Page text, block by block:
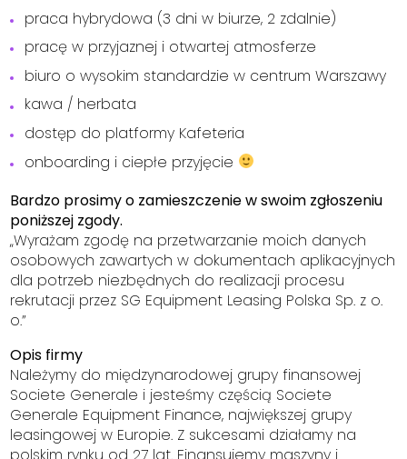
praca hybrydowa (3 dni w biurze, 2 zdalnie)
pracę w przyjaznej i otwartej atmosferze
biuro o wysokim standardzie w centrum Warszawy
kawa / herbata
dostęp do platformy Kafeteria
onboarding i ciepłe przyjęcie
Bardzo prosimy o zamieszczenie w swoim zgłoszeniu
poniższej zgody.
„Wyrażam zgodę na przetwarzanie moich danych
osobowych zawartych w dokumentach aplikacyjnych
dla potrzeb niezbędnych do realizacji procesu
rekrutacji przez SG Equipment Leasing Polska Sp. z o.
o.”
Opis firmy
Należymy do międzynarodowej grupy finansowej
Societe Generale i jesteśmy częścią Societe
Generale Equipment Finance, największej grupy
leasingowej w Europie. Z sukcesami działamy na